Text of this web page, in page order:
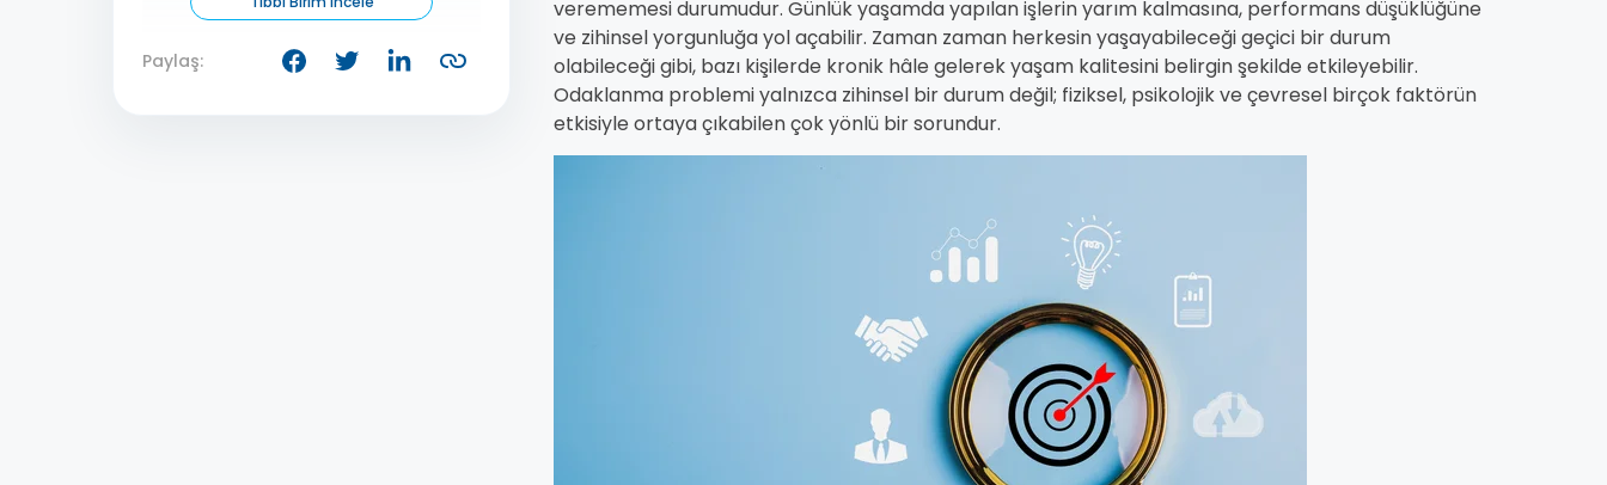
Paylaş:
verememesi durumudur. Günlük yaşamda yapılan işlerin yarım kalmasına, performans düşüklüğüne
ve zihinsel yorgunluğa yol açabilir. Zaman zaman herkesin yaşayabileceği geçici bir durum
olabileceği gibi, bazı kişilerde kronik hâle gelerek yaşam kalitesini belirgin şekilde etkileyebilir.
Odaklanma problemi yalnızca zihinsel bir durum değil; fiziksel, psikolojik ve çevresel birçok faktörün
etkisiyle ortaya çıkabilen çok yönlü bir sorundur.